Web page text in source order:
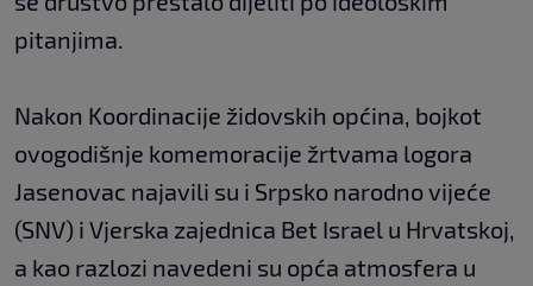
pitanjima.
Nakon Koordinacije židovskih općina, bojkot
ovogodišnje komemoracije žrtvama logora
Jasenovac najavili su i Srpsko narodno vijeće
(SNV) i Vjerska zajednica Bet Israel u Hrvatskoj,
a kao razlozi navedeni su opća atmosfera u